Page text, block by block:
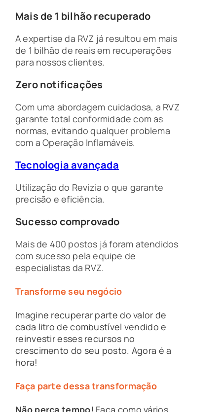
Mais de 1 bilhão recuperado
A expertise da RVZ já resultou em mais
de 1 bilhão de reais em recuperações
para nossos clientes.
Zero notificações
Com uma abordagem cuidadosa, a RVZ
garante total conformidade com as
normas, evitando qualquer problema
com a Operação Inflamáveis.
Tecnologia avançada
Utilização do Revizia o que garante
precisão e eficiência.
Sucesso comprovado
Mais de 400 postos já foram atendidos
com sucesso pela equipe de
especialistas da RVZ.
Transforme seu negócio
Imagine recuperar parte do valor de
cada litro de combustível vendido e
reinvestir esses recursos no
crescimento do seu posto. Agora é a
hora!
Faça parte dessa transformação
Não perca tempo! Faça como vários